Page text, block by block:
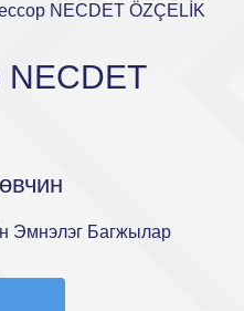
NECDET ÖZÇELİK
Эмнэлэг Багжылар